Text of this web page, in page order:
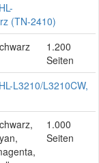
(TN-2410)
1.200
Seiten
L3210/L3210CW,
1.000
Seiten